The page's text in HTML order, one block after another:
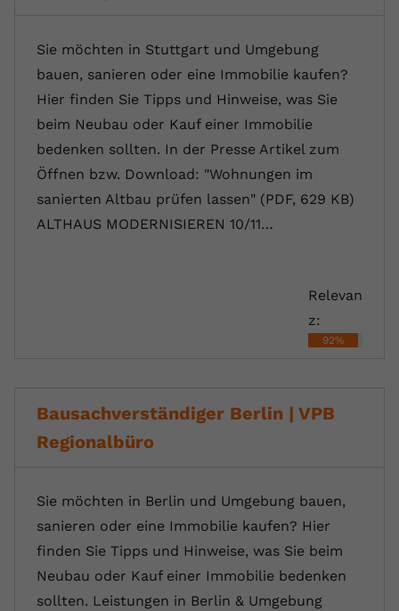
Sie möchten in Stuttgart und Umgebung
bauen, sanieren oder eine Immobilie kaufen?
Hier finden Sie Tipps und Hinweise, was Sie
beim Neubau oder Kauf einer Immobilie
bedenken sollten. In der Presse Artikel zum
Öffnen bzw. Download: "Wohnungen im
sanierten Altbau prüfen lassen" (PDF, 629 KB)
ALTHAUS MODERNISIEREN 10/11…
Relevan
z:
92%
Bausachverständiger Berlin | VPB
Regionalbüro
Sie möchten in Berlin und Umgebung bauen,
sanieren oder eine Immobilie kaufen? Hier
finden Sie Tipps und Hinweise, was Sie beim
Neubau oder Kauf einer Immobilie bedenken
sollten. Leistungen in Berlin & Umgebung